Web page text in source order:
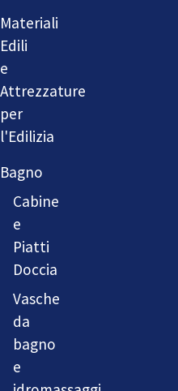
Materiali
Edili
e
Attrezzature
per
l'Edilizia
Bagno
Cabine
e
Piatti
Doccia
Vasche
da
bagno
e